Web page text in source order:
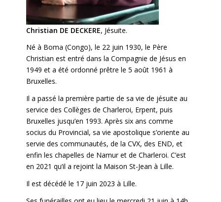
Christian DE DECKERE, Jésuite.
Né à Boma (Congo), le 22 juin 1930, le Père
Christian est entré dans la Compagnie de Jésus en
1949 et a été ordonné prêtre le 5 août 1961 à
Bruxelles.
Il a passé la première partie de sa vie de jésuite au
service des Collèges de Charleroi, Erpent, puis
Bruxelles jusqu’en 1993. Après six ans comme
socius du Provincial, sa vie apostolique s’oriente au
servie des communautés, de la CVX, des END, et
enfin les chapelles de Namur et de Charleroi. C’est
en 2021 qu’il a rejoint la Maison St-Jean à Lille.
Il est décédé le 17 juin 2023 à Lille.